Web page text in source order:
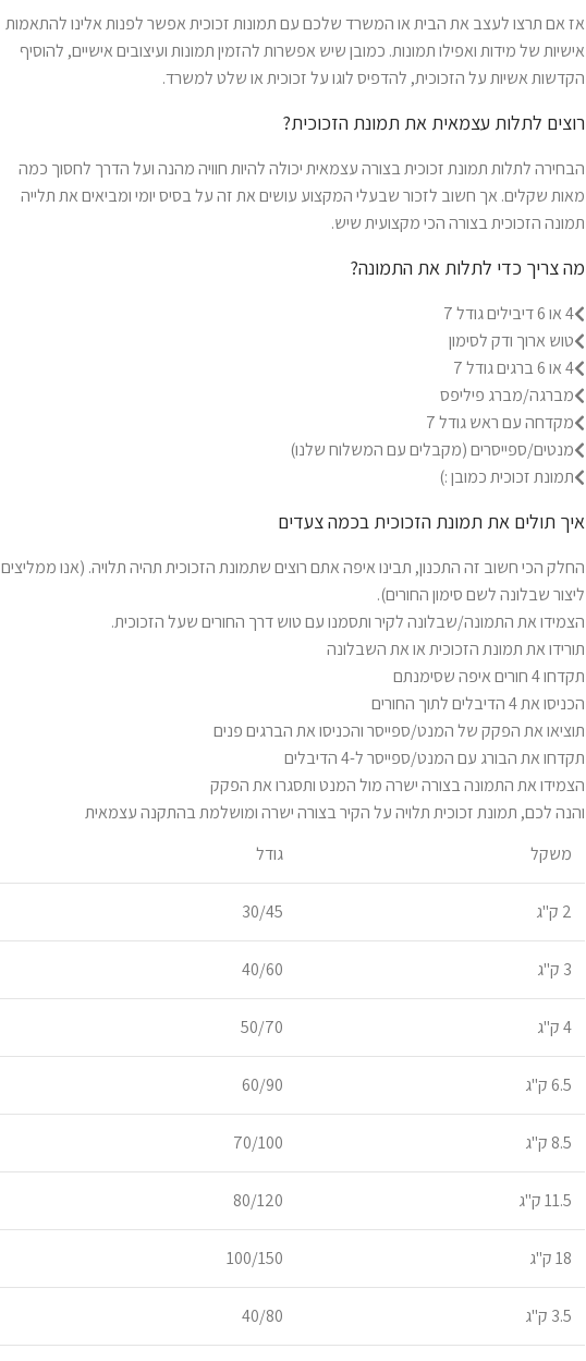
אז אם תרצו לעצב את הבית או המשרד שלכם עם תמונות זכוכית אפשר לפנות אלינו להתאמות
אישיות של מידות ואפילו תמונות. כמובן שיש אפשרות להזמין תמונות ועיצובים אישיים, להוסיף
הקדשות אשיות על הזכוכית, להדפיס לוגו על זכוכית או שלט למשרד.
רוצים לתלות עצמאית את תמונת הזכוכית?
הבחירה לתלות תמונת זכוכית בצורה עצמאית יכולה להיות חוויה מהנה ועל הדרך לחסוך כמה
מאות שקלים. אך חשוב לזכור שבעלי המקצוע עושים את זה על בסיס יומי ומביאים את תלייה
תמונה הזכוכית בצורה הכי מקצועית שיש.
מה צריך כדי לתלות את התמונה?
4 או 6 דיבילים גודל 7
טוש ארוך ודק לסימון
4 או 6 ברגים גודל 7
מברגה/מברג פיליפס
מקדחה עם ראש גודל 7
מנטים/ספייסרים (מקבלים עם המשלוח שלנו)
תמונת זכוכית כמובן :)
איך תולים את תמונת הזכוכית בכמה צעדים
החלק הכי חשוב זה התכנון, תבינו איפה אתם רוצים שתמונת הזכוכית תהיה תלויה. (אנו ממליצים
ליצור שבלונה לשם סימון החורים).
הצמידו את התמונה/שבלונה לקיר ותסמנו עם טוש דרך החורים שעל הזכוכית.
תורידו את תמונת הזכוכית או את השבלונה
תקדחו 4 חורים איפה שסימנתם
הכניסו את 4 הדיבלים לתוך החורים
תוציאו את הפקק של המנט/ספייסר והכניסו את הברגים פנים
תקדחו את הבורג עם המנט/ספייסר ל-4 הדיבלים
הצמידו את התמונה בצורה ישרה מול המנט ותסגרו את הפקק
והנה לכם, תמונת זכוכית תלויה על הקיר בצורה ישרה ומושלמת בהתקנה עצמאית
משקל
גודל
2 ק"ג 30/45
3 ק"ג 40/60
4 ק"ג 50/70
6.5 ק"ג 60/90
8.5 ק"ג 70/100
11.5 ק"ג 80/120
18 ק"ג 100/150
3.5 ק"ג 40/80